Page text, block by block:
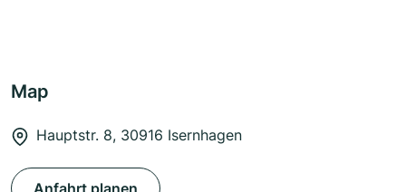
Map
Hauptstr. 8, 30916 Isernhagen